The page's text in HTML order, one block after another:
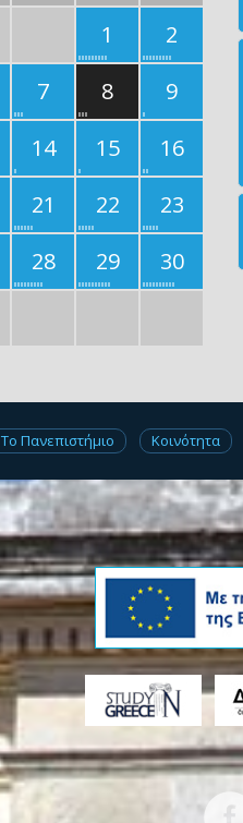
1
2
7 8
9
14 15
16
21 22
23
28 29
30
Το Πανεπιστήμιο Κοινότητα